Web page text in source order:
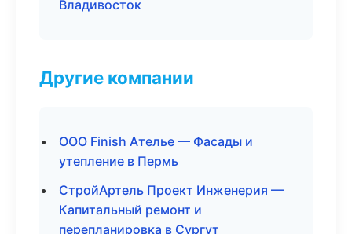
Владивосток
Другие компании
ООО Finish Ателье — Фасады и
утепление в Пермь
СтройАртель Проект Инженерия —
Капитальный ремонт и
перепланировка в Сургут